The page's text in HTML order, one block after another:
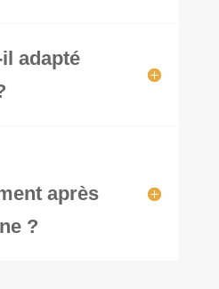
adapté
après
?